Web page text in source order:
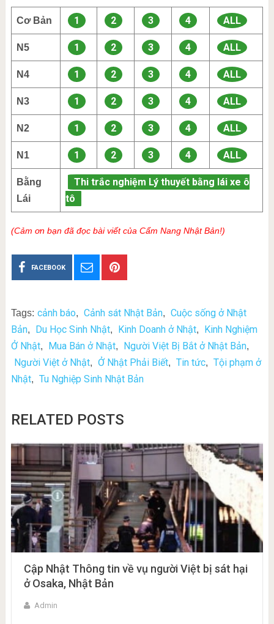
Cơ Bản 1 2 3 4 ALL
N5 1 2 3 4 ALL
N4 1 2 3 4 ALL
N3 1 2 3 4 ALL
N2 1 2 3 4 ALL
N1 1 2 3 4 ALL
Bằng
Lái
Thi trắc nghiệm Lý thuyết bằng lái xe ô
tô
(Cảm ơn bạn đã đọc bài viết của Cẩm Nang Nhật Bản!)
FACEBOOK
Tags: cảnh báo, Cảnh sát Nhật Bản, Cuộc sống ở Nhật
Bản, Du Học Sinh Nhật, Kinh Doanh ở Nhật,
Kinh Nghiệm
Ở Nhật, Mua Bán ở Nhật, Người Việt Bị Bắt ở Nhật Bản,
Người Việt ở Nhật, Ở Nhật Phải Biết, Tin tức, Tội phạm ở
Nhật, Tu Nghiệp Sinh Nhật Bản
RELATED POSTS
Cập Nhật Thông tin về vụ người Việt bị sát hại
ở Osaka, Nhật Bản
Admin